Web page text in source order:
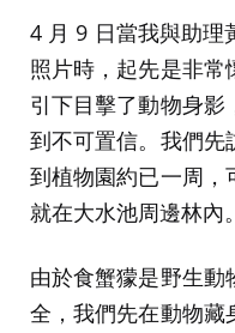
4 月 9 日當我與助理
照片時，起先是非常
引下目擊了動物身
到不可置信。我們先
到植物園約已一周，
就在大水池周邊林內。
由於食蟹獴是野生動
全，我們先在動物藏